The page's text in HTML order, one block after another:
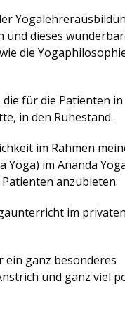
und dieses
die
für die Patienten in
in den Ruhestand.
im Rahmen
Yoga) im Ananda
anzubieten.
im privaten
ein ganz besonderes
und ganz viel